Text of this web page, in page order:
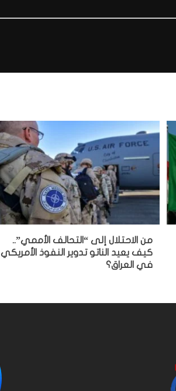
من الاحتلال إلى “التحالف الأممي”..
كيف يعيد الناتو تدوير النفوذ الأمريكي
في العراق؟